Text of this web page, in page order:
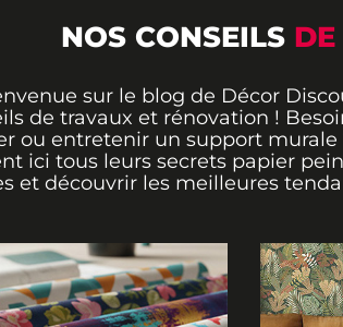
paix. Commandez
et créez une
NOS CONSEILS DE
sur le blog de Décor
de travaux et rénovation !
ou entretenir un support murale
ici tous leurs secrets papier
et découvrir les meilleures